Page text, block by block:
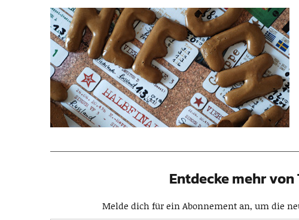
Entdecke mehr
Melde dich für ein Abonnement an, um die